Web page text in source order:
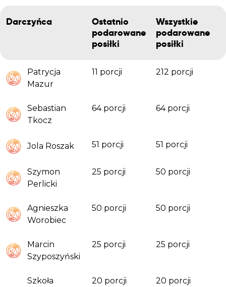
Darczyńca
Ostatnio
podarowane
posiłki
Wszystkie
podarowane
posiłki
Patrycja
Mazur
11 porcji 212 porcji
Sebastian
Tkocz
64 porcji 64 porcji
Jola Roszak 51 porcji 51 porcji
Szymon
Perlicki
25 porcji 50 porcji
Agnieszka
Worobiec
50 porcji 50 porcji
Marcin
Szyposzyński
25 porcji 25 porcji
Szkoła
20 porcji 20 porcji